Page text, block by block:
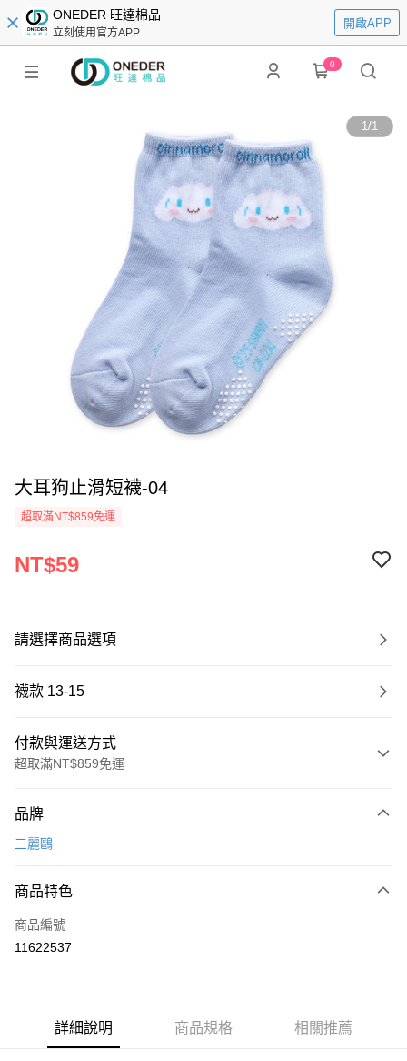
ONEDER 旺達棉品
立刻使用官方APP
開啟APP
0
1/1
大耳狗止滑短襪-04
超取滿NT$859免運
NT$59
請選擇商品選項
襪款 13-15
付款與運送方式
超取滿NT$859免運
信用卡一次付款
LINE Pay
Apple Pay
ATM付款
品牌
三麗鷗
商品特色
商品編號
11622537
詳細說明 商品規格 相關推薦